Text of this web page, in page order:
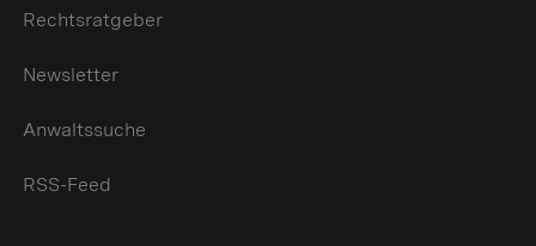
Rechtsratgeber
Newsletter
Anwaltssuche
RSS-Feed